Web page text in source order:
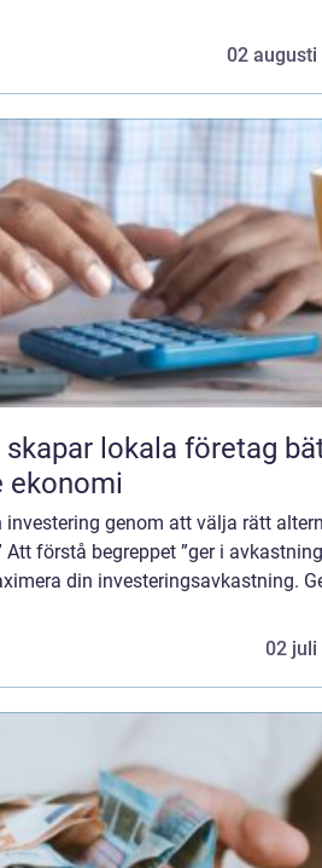
02 augusti
ekonomi
genom att välja rätt
förstå begreppet ”ger i
din investeringsavkastning.
02 juli